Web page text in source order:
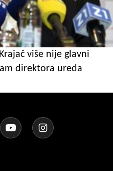
više nije glavni
direktora ureda